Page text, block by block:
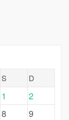
S D
1
2
8
9